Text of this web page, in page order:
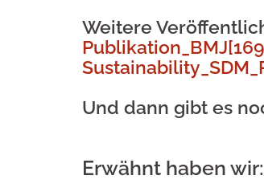
Weitere
Und dann gibt es
Erwähnt haben wir: